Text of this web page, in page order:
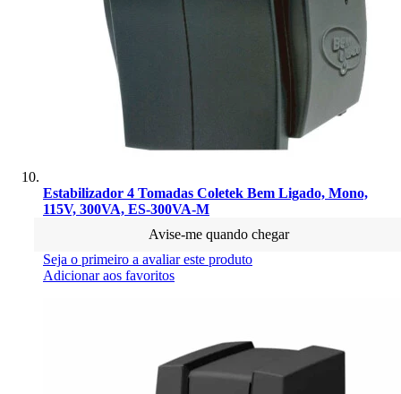
Estabilizador 4 Tomadas Coletek Bem Ligado, Mono,
115V, 300VA, ES-300VA-M
Avise-me quando chegar
Seja o primeiro a avaliar este produto
Adicionar aos favoritos